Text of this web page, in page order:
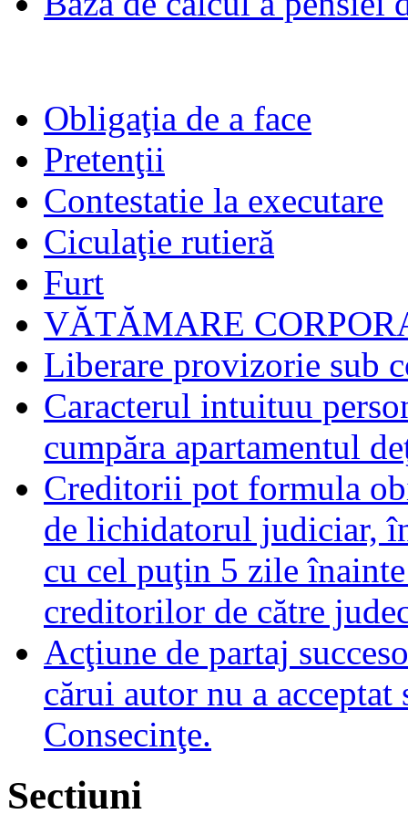
Obligaţia de a face
Pretenţii
Contestatie la executare
Ciculaţie rutieră
Furt
VĂTĂMARE
Liberare provizorie sub
Caracterul intuituu
cumpăra apartamentul
Creditorii pot formula
de lichidatorul judiciar,
cu cel puţin 5 zile
creditorilor de către
Acţiune de partaj
cărui autor nu a
Consecinţe.
Sectiuni